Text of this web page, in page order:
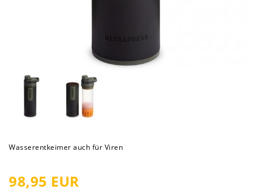
Wasserentkeimer auch für Viren
98,95 EUR